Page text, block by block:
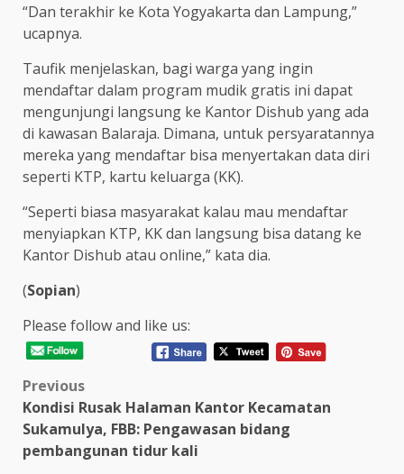
“Dan terakhir ke Kota Yogyakarta dan Lampung,”
ucapnya.
Taufik menjelaskan, bagi warga yang ingin
mendaftar dalam program mudik gratis ini dapat
mengunjungi langsung ke Kantor Dishub yang ada
di kawasan Balaraja. Dimana, untuk persyaratannya
mereka yang mendaftar bisa menyertakan data diri
seperti KTP, kartu keluarga (KK).
“Seperti biasa masyarakat kalau mau mendaftar
menyiapkan KTP, KK dan langsung bisa datang ke
Kantor Dishub atau online,” kata dia.
(Sopian)
Please follow and like us:
Post
navigation
Previous
Kondisi Rusak Halaman Kantor Kecamatan
Sukamulya, FBB: Pengawasan bidang
pembangunan tidur kali